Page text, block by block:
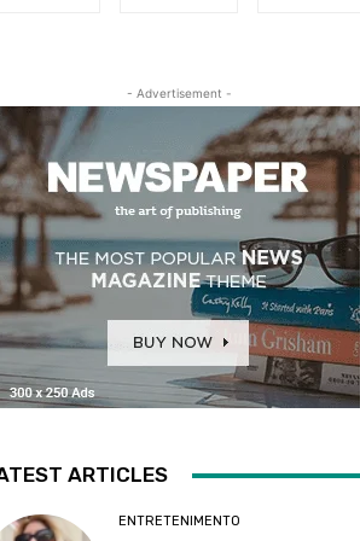
- Advertisement -
ARTICLES
ENTRETENIMENTO